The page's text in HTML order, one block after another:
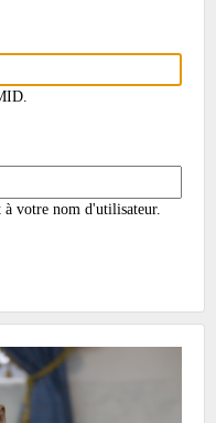
à votre nom d'utilisateur.